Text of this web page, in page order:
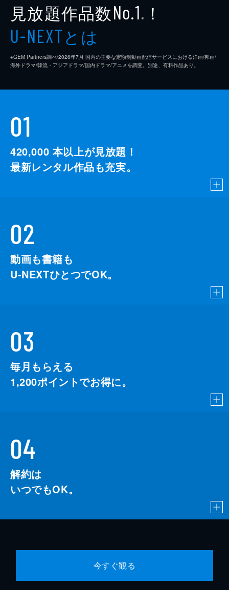
見放題作品数No.1 ※ ！
U-NEXTとは
※GEM Partners調べ/2026年7⽉ 国内の主要な定額制動画配信サービスにおける洋画/邦画/
海外ドラマ/韓流・アジアドラマ/国内ドラマ/アニメを調査。別途、有料作品あり。
01
420,000 本以上が見放題！
最新レンタル作品も充実。
02
動画も書籍も
U-NEXTひとつでOK。
03
毎月もらえる
1,200ポイントでお得に。
04
解約は
いつでもOK。
今すぐ観る